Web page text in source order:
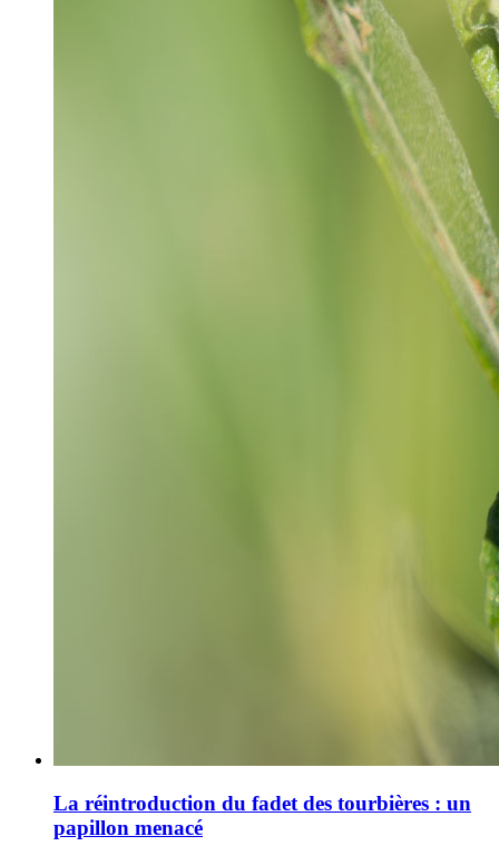
La réintroduction du fadet des tourbières : un
papillon menacé